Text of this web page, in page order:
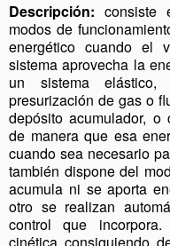
Descripción: consiste
modos de
energético cuando el
sistema aprovecha la
un sistema
presurización de gas o
depósito acumulador, o
de manera que esa
cuando sea necesario
también dispone del
acumula ni se aporta
otro se realizan
control que